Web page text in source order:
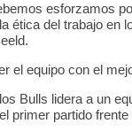
esforzamos
ética del trabajo en
el equipo con el
Bulls lidera a un
primer partido